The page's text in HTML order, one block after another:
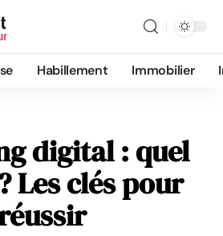
Habillement Immobilier
digital : quel
Les clés pour